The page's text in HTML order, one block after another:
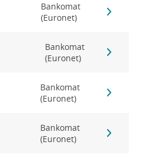
Bankomat
(Euronet)
Bankomat
(Euronet)
Bankomat
(Euronet)
Bankomat
(Euronet)